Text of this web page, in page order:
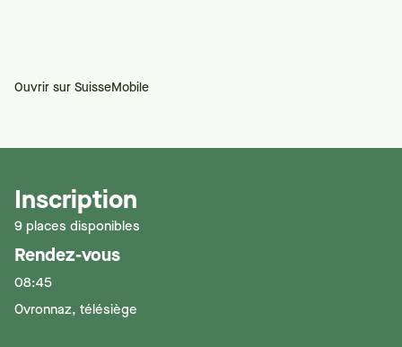
Ouvrir sur SuisseMobile
Inscription
9 places disponibles
Rendez-vous
08:45
Ovronnaz, télésiège